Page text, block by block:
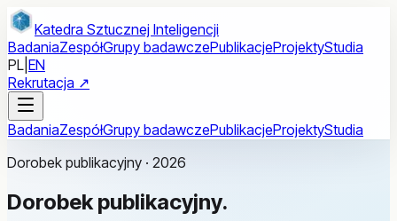
Przejdź do treści głównej
Katedra Sztucznej Inteligencji
BadaniaZespółGrupy badawczePublikacjeProjektyStudia
PL EN
Rekrutacja ↗
BadaniaZespółGrupy badawczePublikacjeProjektyStudia
Dorobek publikacyjny · 2026
Dorobek publikacyjny.